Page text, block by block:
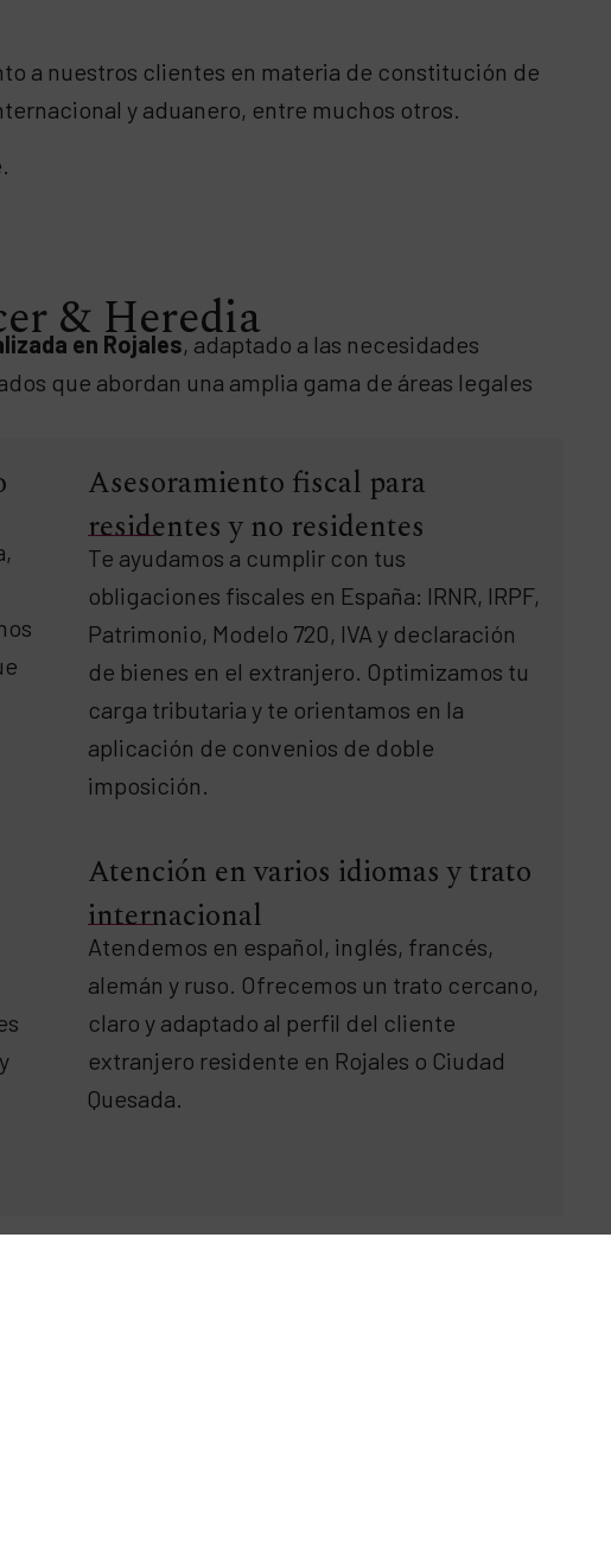
a nuestros clientes en materia de constitución de
y aduanero, entre muchos otros.
& Heredia
en Rojales, adaptado a las necesidades
que abordan una amplia gama de áreas legales
Asesoramiento fiscal para
residentes y no residentes
Te ayudamos a cumplir con tus
obligaciones fiscales en España: IRNR, IRPF,
Patrimonio, Modelo 720, IVA y declaración
de bienes en el extranjero. Optimizamos tu
carga tributaria y te orientamos en la
aplicación de convenios de doble
imposición.
Atención en varios idiomas y trato
internacional
Atendemos en español, inglés, francés,
alemán y ruso. Ofrecemos un trato cercano,
claro y adaptado al perfil del cliente
extranjero residente en Rojales o Ciudad
Quesada.